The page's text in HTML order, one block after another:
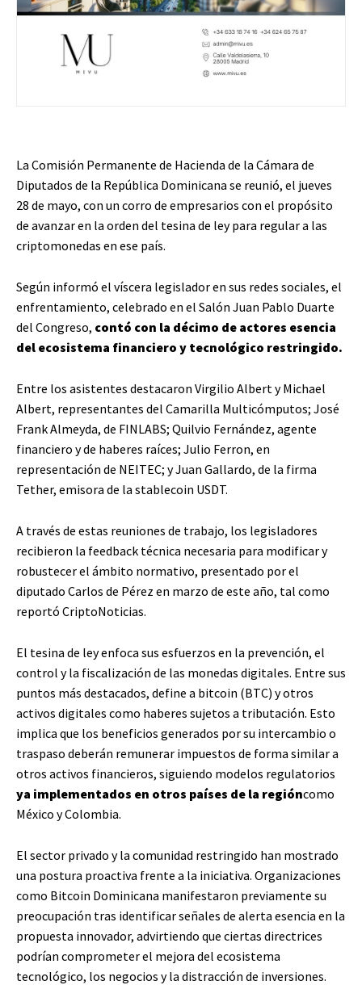
La Comisión Permanente de Hacienda de la Cámara de
Diputados de la República Dominicana se reunió, el jueves
28 de mayo, con un corro de empresarios con el propósito
de avanzar en la orden del tesina de ley para regular a las
criptomonedas en ese país.
Según informó el víscera legislador en sus redes sociales, el
enfrentamiento, celebrado en el Salón Juan Pablo Duarte
del Congreso, contó con la décimo de actores esencia
del ecosistema financiero y tecnológico restringido.
Entre los asistentes destacaron Virgilio Albert y Michael
Albert, representantes del Camarilla Multicómputos; José
Frank Almeyda, de FINLABS; Quilvio Fernández, agente
financiero y de haberes raíces; Julio Ferron, en
representación de NEITEC; y Juan Gallardo, de la firma
Tether, emisora de la stablecoin USDT.
A través de estas reuniones de trabajo, los legisladores
recibieron la feedback técnica necesaria para modificar y
robustecer el ámbito normativo, presentado por el
diputado Carlos de Pérez en marzo de este año, tal como
reportó CriptoNoticias.
El tesina de ley enfoca sus esfuerzos en la prevención, el
control y la fiscalización de las monedas digitales. Entre sus
puntos más destacados, define a bitcoin (BTC) y otros
activos digitales como haberes sujetos a tributación. Esto
implica que los beneficios generados por su intercambio o
traspaso deberán remunerar impuestos de forma similar a
otros activos financieros, siguiendo modelos regulatorios
ya implementados en otros países de la regióncomo
México y Colombia.
El sector privado y la comunidad restringido han mostrado
una postura proactiva frente a la iniciativa. Organizaciones
como Bitcoin Dominicana manifestaron previamente su
preocupación tras identificar señales de alerta esencia en la
propuesta innovador, advirtiendo que ciertas directrices
podrían comprometer el mejora del ecosistema
tecnológico, los negocios y la distracción de inversiones.